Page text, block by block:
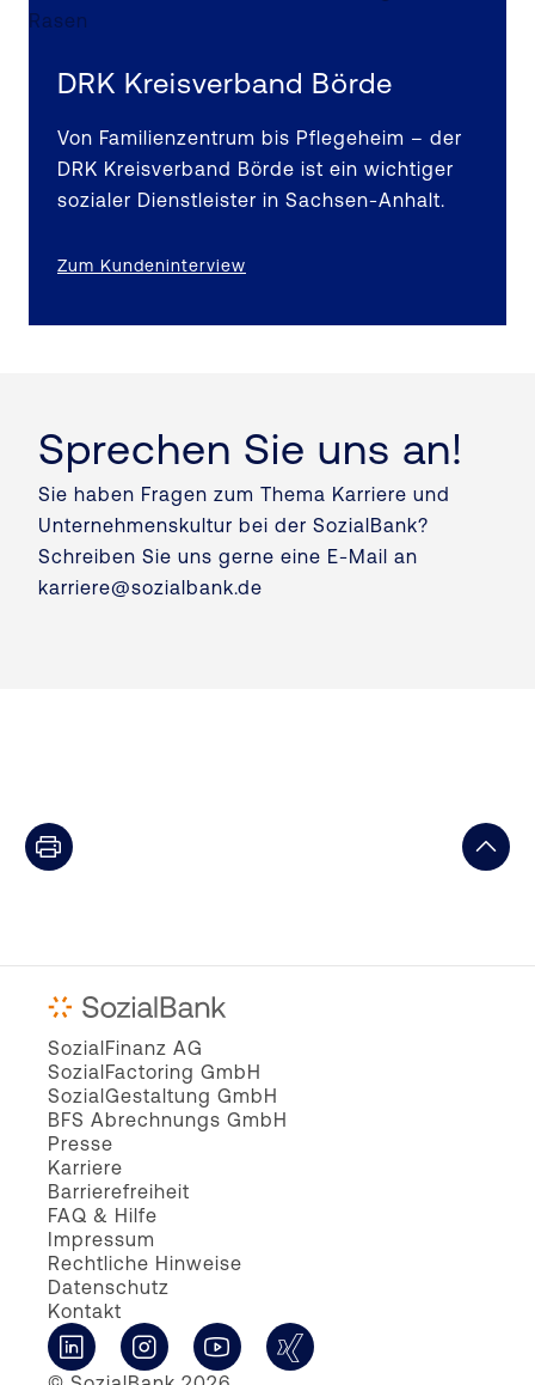
DRK Kreisverband Börde
Von Familienzentrum bis Pflegeheim – der
DRK Kreisverband Börde ist ein wichtiger
sozialer Dienstleister in Sachsen-Anhalt.
Zum Kundeninterview
Sprechen Sie uns an!
Sie haben Fragen zum Thema Karriere und
Unternehmenskultur bei der SozialBank?
Schreiben Sie uns gerne eine E-Mail an
karriere@sozialbank.de
SozialFinanz AG
SozialFactoring GmbH
SozialGestaltung GmbH
BFS Abrechnungs GmbH
Presse
Karriere
Barrierefreiheit
FAQ & Hilfe
Impressum
Rechtliche Hinweise
Datenschutz
Kontakt